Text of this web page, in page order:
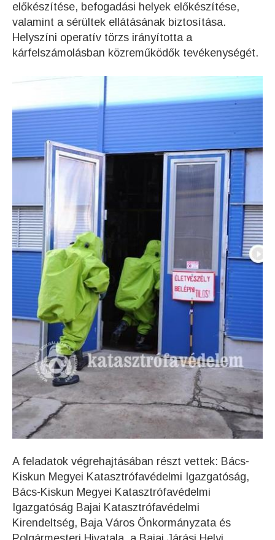
előkészítése, befogadási helyek előkészítése,
valamint a sérültek ellátásának biztosítása.
Helyszíni operatív törzs irányította a
kárfelszámolásban közreműködők tevékenységét.
A feladatok végrehajtásában részt vettek: Bács-
Kiskun Megyei Katasztrófavédelmi Igazgatóság,
Bács-Kiskun Megyei Katasztrófavédelmi
Igazgatóság Bajai Katasztrófavédelmi
Kirendeltség, Baja Város Önkormányzata és